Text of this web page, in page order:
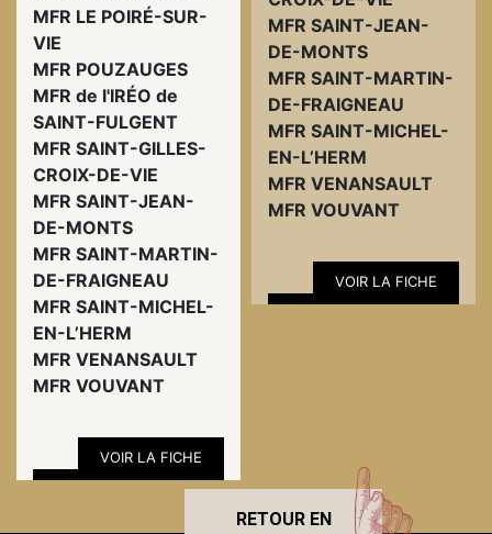
MFR LE POIRÉ-SUR-
VIE
MFR POUZAUGES
MFR de l'IRÉO de
SAINT-FULGENT
MFR SAINT-GILLES-
CROIX-DE-VIE
MFR SAINT-JEAN-
DE-MONTS
MFR SAINT-MARTIN-
DE-FRAIGNEAU
MFR SAINT-MICHEL-
EN-L’HERM
MFR VENANSAULT
MFR VOUVANT
VOIR LA FICHE
MFR SAINT-JEAN-
DE-MONTS
MFR SAINT-MARTIN-
DE-FRAIGNEAU
MFR SAINT-MICHEL-
EN-L’HERM
MFR VENANSAULT
MFR VOUVANT
VOIR LA FICHE
RETOUR EN